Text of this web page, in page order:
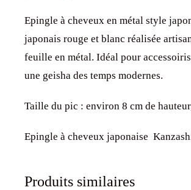
Epingle à cheveux en métal style
japonais rouge et blanc réalisée
feuille en métal. Idéal pour
une geisha des temps modernes.
Taille du pic : environ 8 cm de
Epingle à cheveux japonaise
Produits similaires